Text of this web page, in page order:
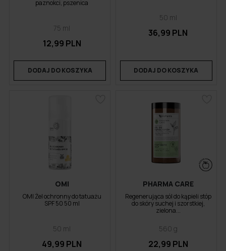
paznokci, pszenica
75 ml
12,99 PLN
DODAJ DO KOSZYKA
50 ml
36,99 PLN
DODAJ DO KOSZYKA
OMI
OMI Żel ochronny do tatuażu
SPF 50 50 ml
50 ml
49,99 PLN
PHARMA CARE
Regenerująca sól do kąpieli stóp
do skóry suchej i szorstkiej,
zielona...
560 g
22,99 PLN